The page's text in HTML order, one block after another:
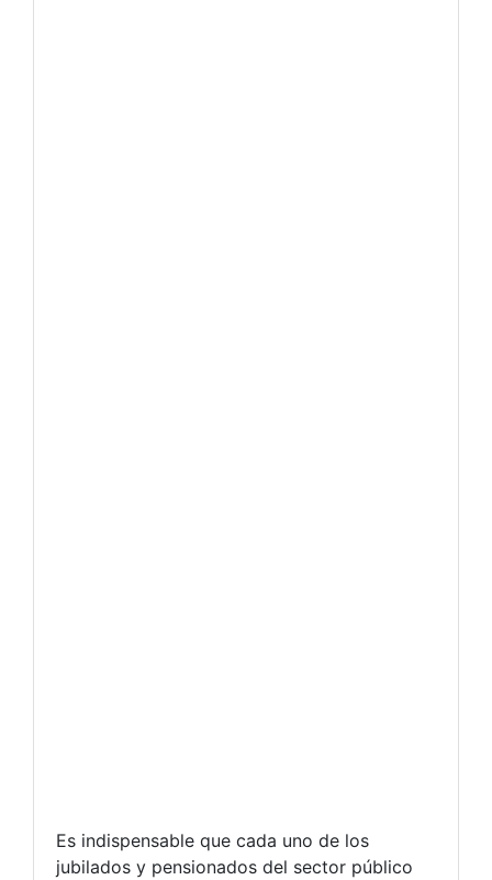
Es indispensable que cada uno de los
jubilados y pensionados del sector público